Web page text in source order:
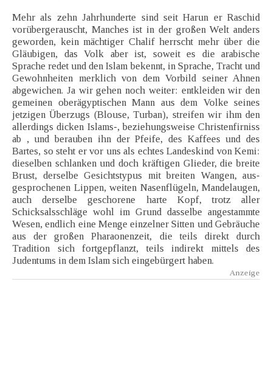
Mehr als zehn Jahrhunderte sind seit Harun er Raschid
vorübergerauscht, Manches ist in der großen Welt anders
geworden, kein mächtiger Chalif herrscht mehr über die
Gläubigen, das Volk aber ist, soweit es die arabische
Sprache redet und den Islam bekennt, in Sprache, Tracht und
Gewohnheiten merklich von dem Vorbild seiner Ahnen
abgewichen. Ja wir gehen noch weiter: entkleiden wir den
gemeinen oberägyptischen Mann aus dem Volke seines
jetzigen Überzugs (Blouse, Turban), streifen wir ihm den
allerdings dicken Islams-, beziehungsweise Christenfirniss
ab , und berauben ihn der Pfeife, des Kaffees und des
Bartes, so steht er vor uns als echtes Landeskind von Kemi:
dieselben schlanken und doch kräftigen Glieder, die breite
Brust, derselbe Gesichtstypus mit breiten Wangen, aus-
gesprochenen Lippen, weiten Nasenflügeln, Mandelaugen,
auch derselbe geschorene harte Kopf, trotz aller
Schicksalsschläge wohl im Grund dasselbe angestammte
Wesen, endlich eine Menge einzelner Sitten und Gebräuche
aus der großen Pharaonenzeit, die teils direkt durch
Tradition sich fortgepflanzt, teils indirekt mittels des
Judentums in dem Islam sich eingebürgert haben.